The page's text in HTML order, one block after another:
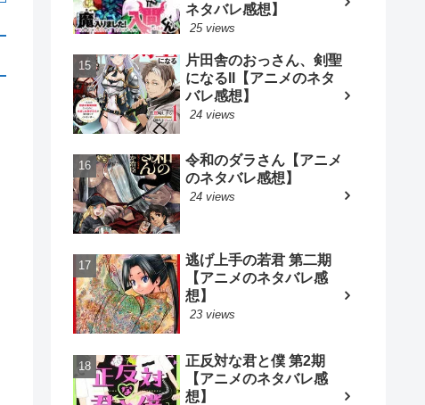
ネタバレ感想】
25 views
片田舎のおっさん、剣聖
になるII【アニメのネタ
バレ感想】
24 views
令和のダラさん【アニメ
のネタバレ感想】
24 views
逃げ上手の若君 第二期
【アニメのネタバレ感
想】
23 views
正反対な君と僕 第2期
【アニメのネタバレ感
想】